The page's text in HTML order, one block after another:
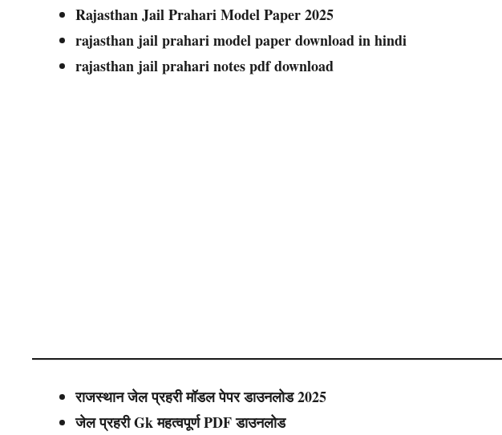
Rajasthan Jail Prahari Model Paper 2025
rajasthan jail prahari model paper download in hindi
rajasthan jail prahari notes pdf download
राजस्थान जेल प्रहरी मॉडल पेपर डाउनलोड 2025
जेल प्रहरीGk महत्वपूर्ण PDF डाउनलोड